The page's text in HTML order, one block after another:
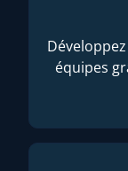
équipes